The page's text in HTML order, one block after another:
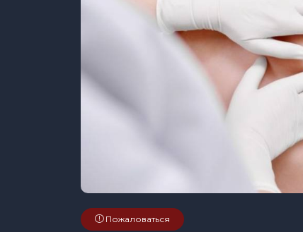
Пожаловаться